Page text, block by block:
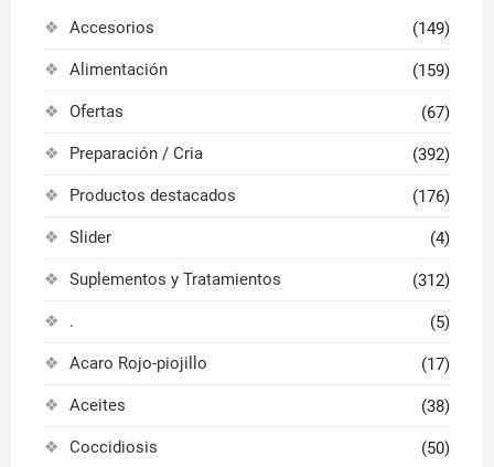
Accesorios (149)
Alimentación (159)
Ofertas (67)
Preparación / Cria (392)
Productos destacados (176)
Slider (4)
Suplementos y Tratamientos (312)
. (5)
Acaro Rojo-piojillo (17)
Aceites (38)
Coccidiosis (50)